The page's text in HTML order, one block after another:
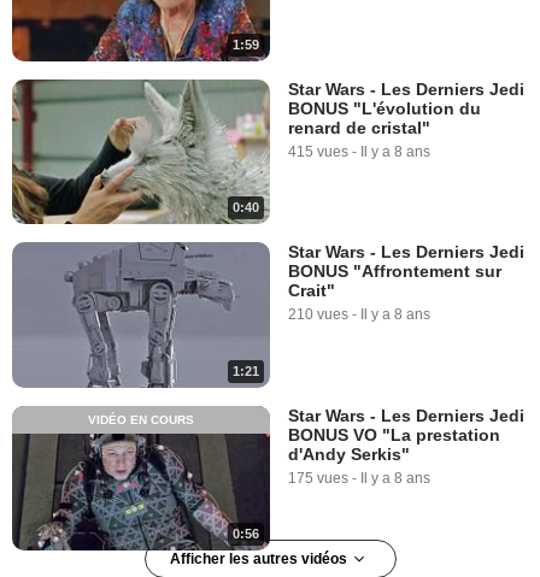
1:59
0:40
Star Wars - Les Derniers Jedi
BONUS "L'évolution du
renard de cristal"
415 vues - Il y a 8 ans
1:21
Star Wars - Les Derniers Jedi
BONUS "Affrontement sur
Crait"
210 vues - Il y a 8 ans
0:56
VIDÉO EN COURS
Star Wars - Les Derniers Jedi
BONUS VO "La prestation
d'Andy Serkis"
175 vues - Il y a 8 ans
Afficher les autres vidéos